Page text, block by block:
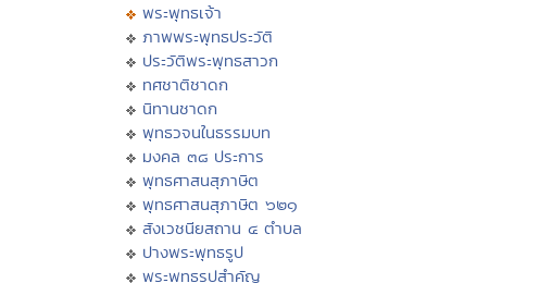
พระพุทธเจ้า
ภาพพระพุทธประวัติ
ประวัติพระพุทธสาวก
ทศชาติชาดก
นิทานชาดก
พุทธวจนในธรรมบท
มงคล ๓๘ ประการ
พุทธศาสนสุภาษิต
พุทธศาสนสุภาษิต ๖๒๑
สังเวชนียสถาน ๔ ตำบล
ปางพระพุทธรูป
พระพุทธรูปสำคัญ